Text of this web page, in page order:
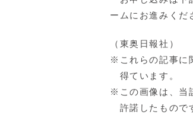
ームにお進みくだ
（東奥日報社）
※これらの記事に
得ています。
※この画像は、当
許諾したもので